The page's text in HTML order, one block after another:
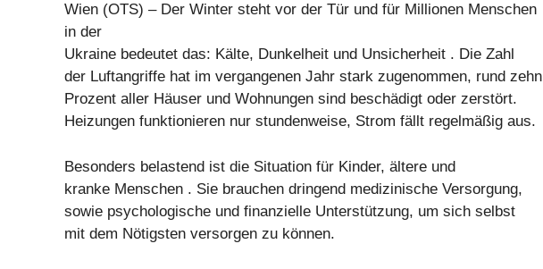
Wien (OTS) – Der Winter steht vor der Tür und für Millionen Menschen
in der
Ukraine bedeutet das: Kälte, Dunkelheit und Unsicherheit . Die Zahl
der Luftangriffe hat im vergangenen Jahr stark zugenommen, rund zehn
Prozent aller Häuser und Wohnungen sind beschädigt oder zerstört.
Heizungen funktionieren nur stundenweise, Strom fällt regelmäßig aus.
Besonders belastend ist die Situation für Kinder, ältere und
kranke Menschen . Sie brauchen dringend medizinische Versorgung,
sowie psychologische und finanzielle Unterstützung, um sich selbst
mit dem Nötigsten versorgen zu können.